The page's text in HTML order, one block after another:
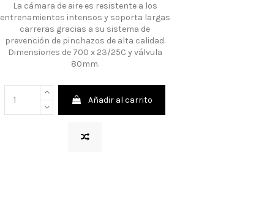
La cámara de aire es resistente a los
entrenamientos intensos y soporta largas
carreras gracias a su sistema de
prevención de pinchazos de alta calidad.
Dimensiones de 700 x 23/25C y válvula
80mm.
Añadir al carrito